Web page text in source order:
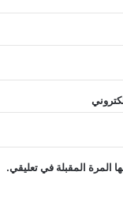
المرة المقبلة في تعليقي.